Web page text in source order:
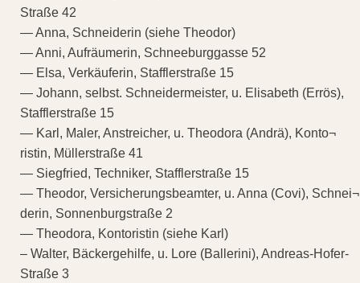
Straße 42
— Anna, Schneiderin (siehe Theodor)
— Anni, Aufräumerin, Schneeburggasse 52
— Elsa, Verkäuferin, Stafflerstraße 15
— Johann, selbst. Schneidermeister, u. Elisabeth (Errös),
Stafflerstraße 15
— Karl, Maler, Anstreicher, u. Theodora (Andrä), Konto¬
ristin, Müllerstraße 41
— Siegfried, Techniker, Stafflerstraße 15
— Theodor, Versicherungsbeamter, u. Anna (Covi), Schnei¬
derin, Sonnenburgstraße 2
— Theodora, Kontoristin (siehe Karl)
– Walter, Bäckergehilfe, u. Lore (Ballerini), Andreas-Hofer-
Straße 3